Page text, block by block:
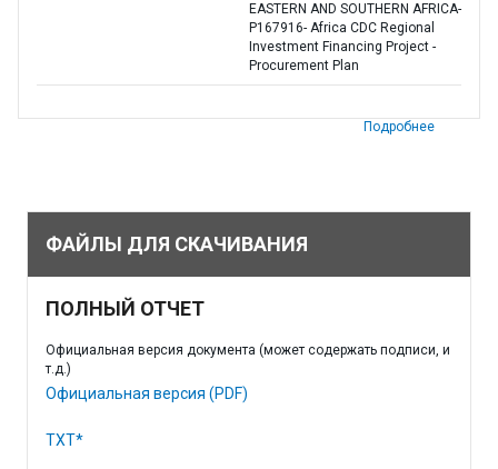
EASTERN AND SOUTHERN AFRICA-
P167916- Africa CDC Regional
Investment Financing Project -
Procurement Plan
Подробнее
ФАЙЛЫ ДЛЯ СКАЧИВАНИЯ
ПОЛНЫЙ ОТЧЕТ
Официальная версия документа (может содержать подписи, и
т.д.)
Официальная версия (PDF)
TXT*